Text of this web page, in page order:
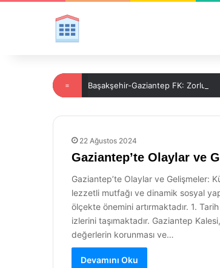
= Başakşehir-Gaziantep FK: Zorlu
22 Ağustos 2024
Gaziantep’te Olaylar ve
Gaziantep’te Olaylar ve Gelişmeler:
lezzetli mutfağı ve dinamik sosyal
ölçekte önemini artırmaktadır. 1.
izlerini taşımaktadır. Gaziantep
değerlerin korunması ve…
Devamını Oku